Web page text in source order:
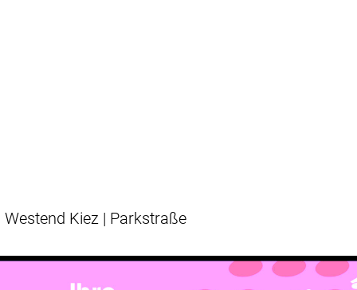
Westend Kiez | Parkstraße